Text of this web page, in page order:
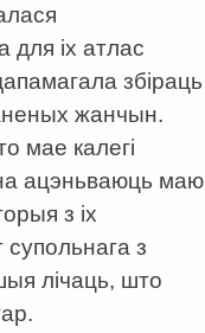
для іх атлас
збіраць
жанчын.
мае калегі
ацэньваюць маю
з іх
з
лічаць, што